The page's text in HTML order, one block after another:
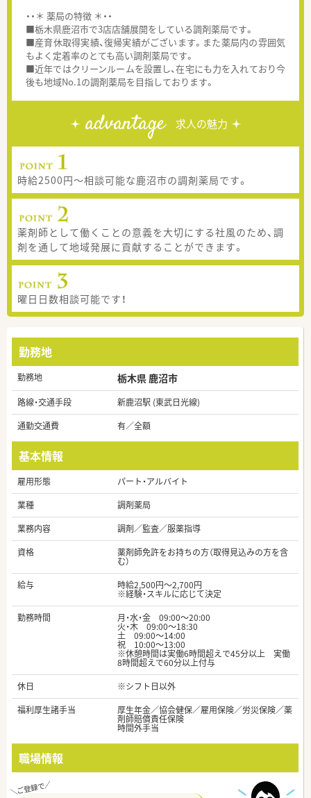
・・＊ 薬局の特徴 ＊・・
■栃木県鹿沼市で3店店舗展開をしている調剤薬局です。
■産育休取得実績、復帰実績がございます。また薬局内の雰囲気
もよく定着率のとても高い調剤薬局です。
■近年ではクリーンルームを設置し、在宅にも力を入れており今
後も地域No.1の調剤薬局を目指しております。
advantage 求人の魅力
時給2500円～相談可能な鹿沼市の調剤薬局です。
薬剤師として働くことの意義を大切にする社風のため、調
剤を通して地域発展に貢献することができます。
曜日日数相談可能です！
勤務地
勤務地 栃木県 鹿沼市
路線・交通手段
新鹿沼駅 (東武日光線)
通勤交通費
有／全額
基本情報
雇用形態
パート・アルバイト
業種
調剤薬局
業務内容
調剤／監査／服薬指導
資格
薬剤師免許をお持ちの方（取得見込みの方を含
む）
給与
時給2,500円～2,700円
※経験・スキルに応じて決定
勤務時間
月・水・金 09:00～20:00
火・木 09:00～18:30
土 09:00～14:00
祝 10:00～13:00
※休憩時間は実働6時間超えで45分以上 実働
8時間超えで60分以上付与
休日
※シフト日以外
福利厚生諸手当
厚生年金／協会健保／雇用保険／労災保険／薬
剤師賠償責任保険
時間外手当
職場情報